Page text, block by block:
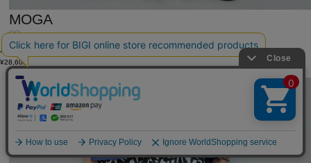
MOGA
パンツ(ぱんつ) /
¥28,600
2BUY10%OFF